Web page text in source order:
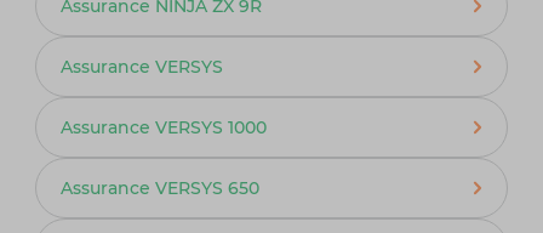
Assurance NINJA ZX 9R
Assurance VERSYS
Assurance VERSYS 1000
Assurance VERSYS 650